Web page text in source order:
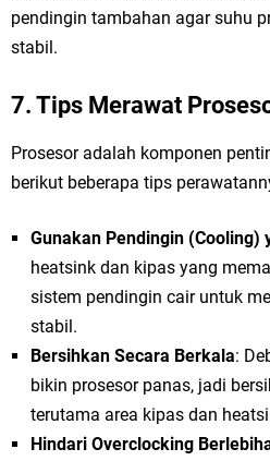
pendingin tambahan agar suhu
stabil.
7. Tips Merawat
Prosesor adalah komponen
berikut beberapa tips
Gunakan Pendingin (Cooling)
heatsink dan kipas yang
sistem pendingin cair untuk
stabil.
Bersihkan Secara Berkala:
bikin prosesor panas, jadi
terutama area kipas dan
Hindari Overclocking